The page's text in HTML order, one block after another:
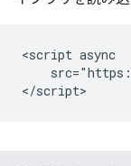
<script async
</script>